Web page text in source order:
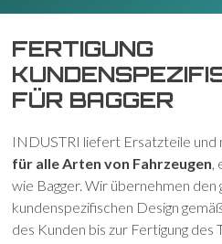
FERTIGUNG
FÜR BAGGER
INDUSTRI liefert Ersatzteile und
für alle Arten von Fahrzeugen,
wie Bagger. Wir übernehmen
kundenspezifischen Design
des Kunden bis zur Fertigung des